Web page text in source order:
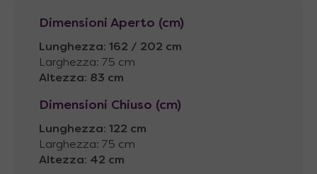
Dimensioni Aperto (cm)
Lunghezza: 162 / 202 cm
Larghezza: 75 cm
Altezza: 83 cm
Dimensioni Chiuso (cm)
Lunghezza: 122 cm
Larghezza: 75 cm
Altezza: 42 cm